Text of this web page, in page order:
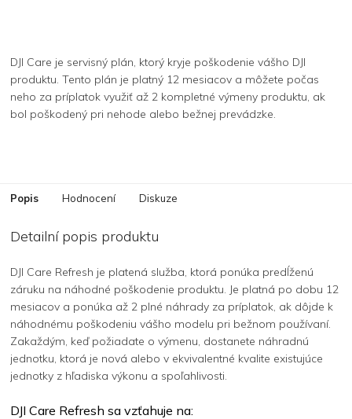
DJI Care je servisný plán, ktorý kryje poškodenie vášho DJI
produktu. Tento plán je platný 12 mesiacov a môžete počas
neho za príplatok využiť až 2 kompletné výmeny produktu, ak
bol poškodený pri nehode alebo bežnej prevádzke.
Popis Hodnocení Diskuze
Detailní popis produktu
DJI Care Refresh je platená služba, ktorá ponúka predĺženú
záruku na náhodné poškodenie produktu. Je platná po dobu 12
mesiacov a ponúka až 2 plné náhrady za príplatok, ak dôjde k
náhodnému poškodeniu vášho modelu pri bežnom používaní.
Zakaždým, keď požiadate o výmenu, dostanete náhradnú
jednotku, ktorá je nová alebo v ekvivalentné kvalite existujúce
jednotky z hľadiska výkonu a spoľahlivosti.
DJI Care Refresh sa vzťahuje na: